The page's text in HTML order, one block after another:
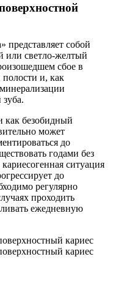
представляет собой
или светло-желтый
сбое в
и, как
как безобидный
может
до
годами без
ситуация
до
регулярно
проходить
ежедневную